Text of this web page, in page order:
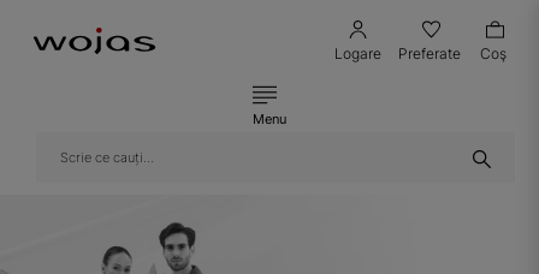
Logare Preferate Coş
Menu